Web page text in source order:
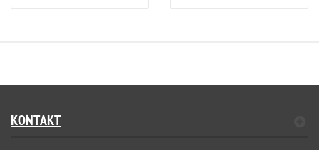
KONTAKT